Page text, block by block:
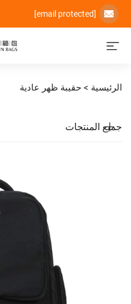
حقيبة ظهر عادية